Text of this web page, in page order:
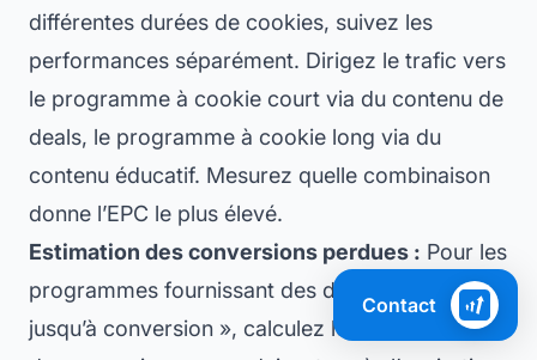
différentes durées de cookies, suivez les
performances séparément. Dirigez le trafic vers
le programme à cookie court via du contenu de
deals, le programme à cookie long via du
contenu éducatif. Mesurez quelle combinaison
donne l’EPC le plus élevé.
Estimation des conversions perdues : Pour les
programmes fournissant des données « jours
jusqu’à conversion », calculez le pourcentage
Contact